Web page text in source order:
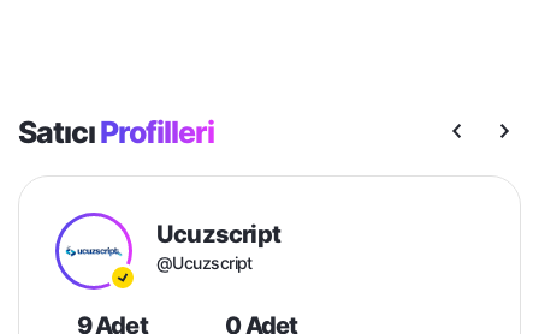
SatıcıProfilleri
Ucuzscript
@Ucuzscript
9 Adet 0 Adet